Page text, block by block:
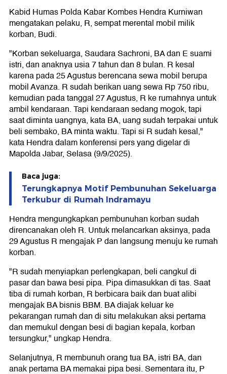
Kabid Humas Polda Kabar Kombes Hendra Kurniwan
mengatakan pelaku, R, sempat merental mobil milik
korban, Budi.
"Korban sekeluarga, Saudara Sachroni, BA dan E suami
istri, dan anaknya usia 7 tahun dan 8 bulan. R kesal
karena pada 25 Agustus berencana sewa mobil berupa
mobil Avanza. R sudah berikan uang sewa Rp 750 ribu,
kemudian pada tanggal 27 Agustus, R ke rumahnya untuk
ambil kendaraan. Tapi kendaraan sedang mogok, tapi
saat diminta uangnya, kata BA, uang sudah terpakai untuk
beli sembako, BA minta waktu. Tapi si R sudah kesal,"
kata Hendra dalam konferensi pers yang digelar di
Mapolda Jabar, Selasa (9/9/2025).
Baca juga:
Terungkapnya Motif Pembunuhan Sekeluarga
Terkubur di Rumah Indramayu
Hendra mengungkapkan pembunuhan korban sudah
direncanakan oleh R. Untuk melancarkan aksinya, pada
29 Agustus R mengajak P dan langsung menuju ke rumah
korban.
"R sudah menyiapkan perlengkapan, beli cangkul di
pasar dan bawa besi pipa. Pipa dimasukkan di tas. Saat
tiba di rumah korban, R berbicara baik dan buat alibi
mengajak BA bisnis BBM. BA diajak keluar ke
pekarangan rumah dan di situ melakukan aksi pertama
dan memukul dengan besi di bagian kepala, korban
tersungkur," ungkap Hendra.
Selanjutnya, R membunuh orang tua BA, istri BA, dan
anak pertama BA memakai pipa besi. Sementara itu, P